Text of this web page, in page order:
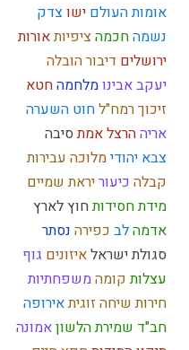
אומות העולם ישוצדק
נשמהחכמהציפיותאורות
ירושלים דיבורהובלה
יעקב אבינומלחמהחטא
זיכוךרמח"לחוט השערה
אריההרצלאמתסיבה
צבא יהודימלוכה עבירות
קבלה כיעוריראת שמיים
מידת חסידותחוץ לארץ
אדמהלב כפירה נסתר
סגולת ישראלאיזונים גוף
עצלותקומהמשפחתיות
חירותשיחה זוגיתאירופה
חב"ד שמירת הלשוןאמונה